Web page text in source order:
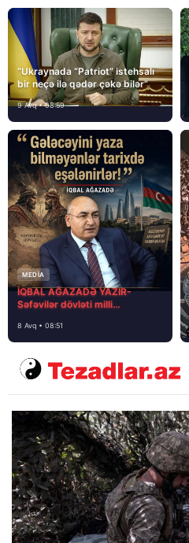
“Ukraynada “Patriot” istehsalı
bir neçə ilə qədər çəkə bilər”
9 Avq • 08:59
MEDİA
İQBAL AĞAZADƏ YAZIR-
Səfəvilər dövləti milli
8 Avq • 08:51